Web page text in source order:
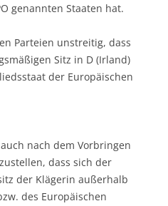
genannten Staaten hat.
Parteien unstreitig, dass
Sitz in D (Irland)
der Europäischen
nach dem Vorbringen
dass sich der
der Klägerin außerhalb
des Europäischen